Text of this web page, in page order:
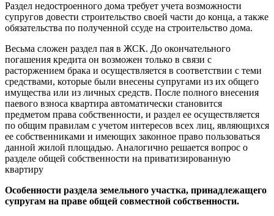
Раздел недостроенного дома требует учета возможности
супругов довести строительство своей части до конца, а также
обязательства по полученной ссуде на строительство дома.
Весьма сложен раздел пая в ЖСК. До окончательного
погашения кредита он возможен только в связи с
расторжением брака и осуществляется в соответствии с теми
средствами, которые были внесены супругами из их общего
имущества или из личных средств. После полного внесения
паевого взноса квартира автоматически становится
предметом права собственности, и раздел ее осуществляется
по общим правилам с учетом интересов всех лиц, являющихся
ее собственниками и имеющих законное право пользоваться
данной жилой площадью. Аналогично решается вопрос о
разделе общей собственности на приватизированную
квартиру
Особенности раздела земельного участка, принадлежащего
супругам на праве общей совместной собственности.